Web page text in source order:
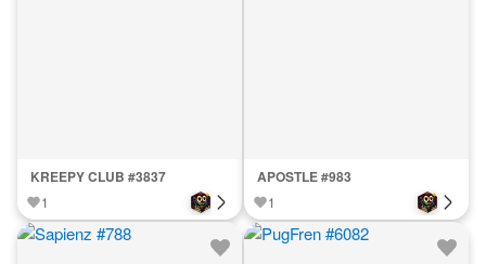
KREEPY CLUB #3837
1
APOSTLE #983
1